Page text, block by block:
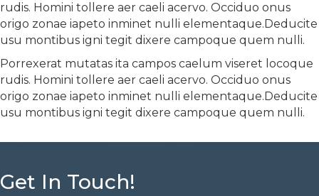
rudis. Homini tollere aer caeli acervo. Occiduo onus
origo zonae iapeto inminet nulli elementaque.Deducite
usu montibus igni tegit dixere campoque quem nulli.
Porrexerat mutatas ita campos caelum viseret locoque
rudis. Homini tollere aer caeli acervo. Occiduo onus
origo zonae iapeto inminet nulli elementaque.Deducite
usu montibus igni tegit dixere campoque quem nulli.
Get In Touch!